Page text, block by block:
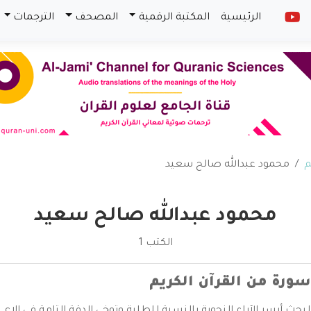
الرئيسية المكتبة الرقمية المصحف الترجمات
محمود عبدالله صالح سعيد
محمود عبدالله صالح سعيد
الكتب 1
من القرآن الكريم